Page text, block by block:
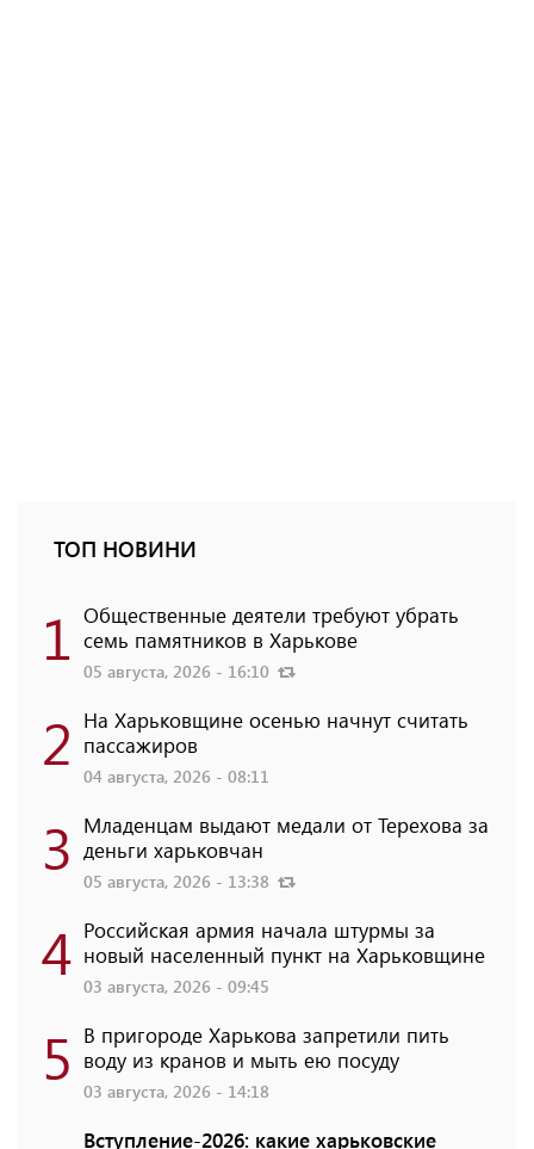
ТОП НОВИНИ
1 Общественные деятели требуют убрать
семь памятников в Харькове
05 августа, 2026 - 16:10
2 На Харьковщине осенью начнут считать
пассажиров
04 августа, 2026 - 08:11
3 Младенцам выдают медали от Терехова за
деньги харьковчан
05 августа, 2026 - 13:38
4 Российская армия начала штурмы за
новый населенный пункт на Харьковщине
03 августа, 2026 - 09:45
5 В пригороде Харькова запретили пить
воду из кранов и мыть ею посуду
03 августа, 2026 - 14:18
Вступление-2026: какие харьковские